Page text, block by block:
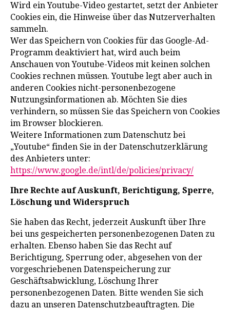
Wird ein Youtube-Video gestartet, setzt der Anbieter
Cookies ein, die Hinweise über das Nutzerverhalten
sammeln.
Wer das Speichern von Cookies für das Google-Ad-
Programm deaktiviert hat, wird auch beim
Anschauen von Youtube-Videos mit keinen solchen
Cookies rechnen müssen. Youtube legt aber auch in
anderen Cookies nicht-personenbezogene
Nutzungsinformationen ab. Möchten Sie dies
verhindern, so müssen Sie das Speichern von Cookies
im Browser blockieren.
Weitere Informationen zum Datenschutz bei
„Youtube“ finden Sie in der Datenschutzerklärung
des Anbieters unter:
https://www.google.de/intl/de/policies/privacy/
Ihre Rechte auf Auskunft, Berichtigung, Sperre,
Löschung und Widerspruch
Sie haben das Recht, jederzeit Auskunft über Ihre
bei uns gespeicherten personenbezogenen Daten zu
erhalten. Ebenso haben Sie das Recht auf
Berichtigung, Sperrung oder, abgesehen von der
vorgeschriebenen Datenspeicherung zur
Geschäftsabwicklung, Löschung Ihrer
personenbezogenen Daten. Bitte wenden Sie sich
dazu an unseren Datenschutzbeauftragten. Die